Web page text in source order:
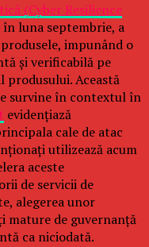
(Cyber Resilience
luna septembrie, a
impunând o
și verificabilă pe
produsului. Această
survine în contextul în
evidențiază
cale de atac
utilizează acum
aceste
de servicii de
alegerea unor
mature de guvernanță
ca niciodată.